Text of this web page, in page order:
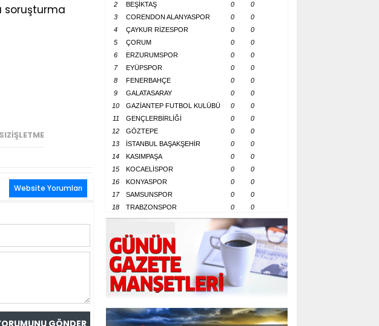
soruşturma
Website Yorumları
2
BEŞİKTAŞ 0
0
3
CORENDON ALANYASPOR 0
0
4
ÇAYKUR RİZESPOR 0
0
5
ÇORUM 0
0
6
ERZURUMSPOR 0
0
7
EYÜPSPOR 0
0
8
FENERBAHÇE 0
0
9
GALATASARAY 0
0
10
GAZİANTEP FUTBOL KULÜBÜ 0
0
11
GENÇLERBİRLİĞİ 0
0
12
GÖZTEPE 0
0
13
İSTANBUL BAŞAKŞEHİR 0
0
14
KASIMPAŞA 0
0
15
KOCAELİSPOR 0
0
16
KONYASPOR 0
0
17
SAMSUNSPOR 0
0
18
TRABZONSPOR 0 0